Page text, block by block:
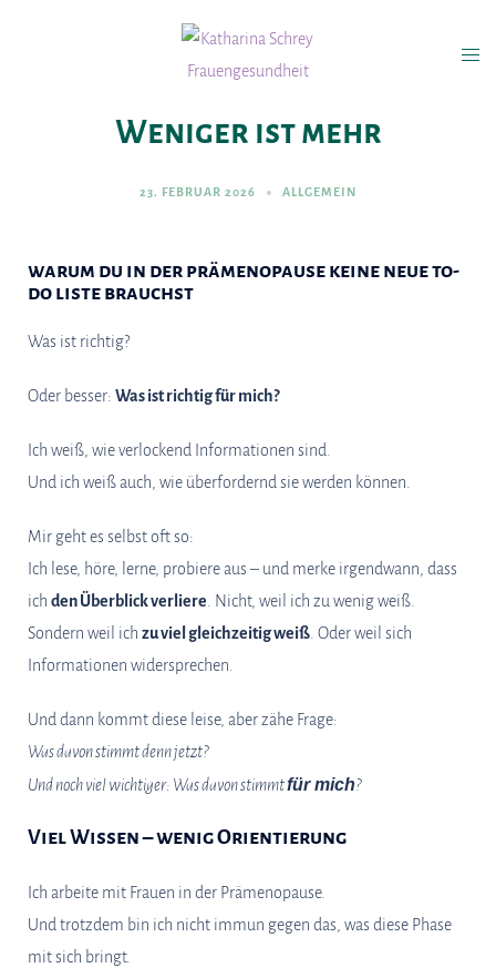
Weniger ist mehr
23. FEBRUAR 2026 ALLGEMEIN
warum du in der prämenopause keine neue to-
do liste brauchst
Was ist richtig?
Oder besser: Was ist richtig für mich?
Ich weiß, wie verlockend Informationen sind.
Und ich weiß auch, wie überfordernd sie werden können.
Mir geht es selbst oft so:
Ich lese, höre, lerne, probiere aus – und merke irgendwann, dass
ich den Überblick verliere . Nicht, weil ich zu wenig weiß.
Sondern weil ich zu viel gleichzeitig weiß . Oder weil sich
Informationen widersprechen.
Und dann kommt diese leise, aber zähe Frage:
Was davon stimmt denn jetzt?
Und noch viel wichtiger: Was davon stimmtfür mich?
Viel Wissen – wenig Orientierung
Ich arbeite mit Frauen in der Prämenopause.
Und trotzdem bin ich nicht immun gegen das, was diese Phase
mit sich bringt.